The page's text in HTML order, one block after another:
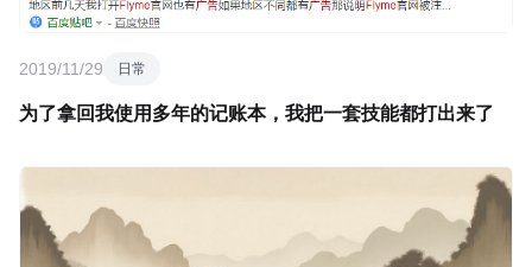
2019/11/29 日常
为了拿回我使用多年的记账本，我把一套技能都打出来了